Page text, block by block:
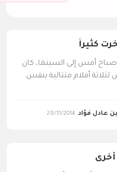
كثيراً
صباح أمس إلى السينما، كان
أفلام متتالية بنفس
عادل فؤاد 29/11/2014
أخرى